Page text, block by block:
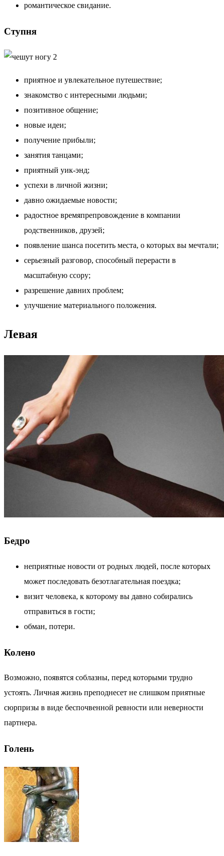
романтическое свидание.
Ступня
приятное и увлекательное путешествие;
знакомство с интересными людьми;
позитивное общение;
новые идеи;
получение прибыли;
занятия танцами;
приятный уик-энд;
успехи в личной жизни;
давно ожидаемые новости;
радостное времяпрепровождение в компании
родственников, друзей;
появление шанса посетить места, о которых вы мечтали;
серьезный разговор, способный перерасти в
масштабную ссору;
разрешение давних проблем;
улучшение материального положения.
Левая
Бедро
неприятные новости от родных людей, после которых
может последовать безотлагательная поездка;
визит человека, к которому вы давно собирались
отправиться в гости;
обман, потери.
Колено
Возможно, появятся соблазны, перед которыми трудно
устоять. Личная жизнь преподнесет не слишком приятные
сюрпризы в виде беспочвенной ревности или неверности
партнера.
Голень